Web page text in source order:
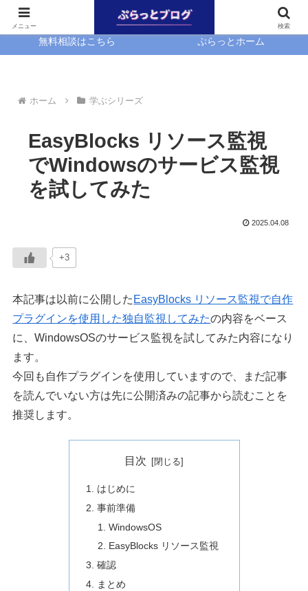
無料相談はこちら ぷらっとホーム
ホーム 学ぶシリーズ
EasyBlocks リソース監視
でWindowsのサービス監視
を試してみた
2025.04.08
+3
本記事は以前に公開した EasyBlocks リソース監視で自作
プラグインを使用した独自監視してみたの内容をベース
に、WindowsOSのサービス監視を試してみた内容になり
ます。
今回も自作プラグインを使用していますので、まだ記事
を読んでいない方は先に公開済みの記事から読むことを
推奨します。
目次
はじめに
事前準備
WindowsOS
EasyBlocks リソース監視
確認
まとめ
メニュー 検索